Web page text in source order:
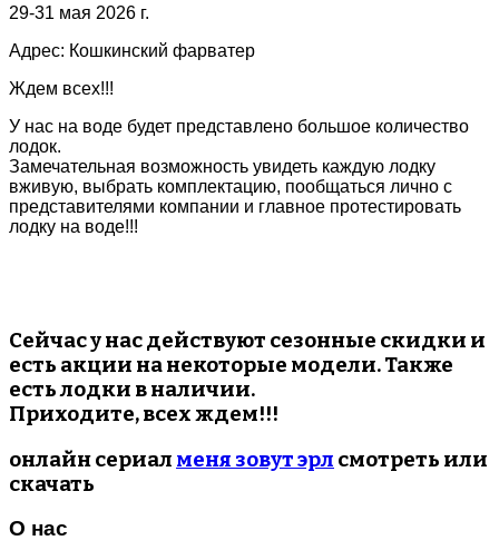
29-31 мая 2026 г.
Адрес: Кошкинский фарватер
Ждем всех!!!
У нас на воде будет представлено большое количество
лодок.
Замечательная возможность увидеть каждую лодку
вживую, выбрать комплектацию, пообщаться лично с
представителями компании и главное протестировать
лодку на воде!!!
Сейчас у нас действуют сезонные скидки и
есть акции на некоторые модели. Также
есть лодки в наличии.
Приходите, всех ждем!!!
онлайн сериал меня зовут эрл смотреть или
скачать
О нас